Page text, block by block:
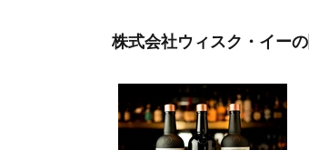
株式会社ウィスク・イーの